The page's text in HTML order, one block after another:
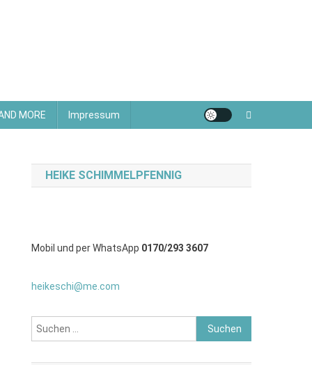
MORE Impressum
HEIKE SCHIMMELPFENNIG
Mobil und per WhatsApp 0170/293 3607
heikeschi@me.com
Suchen
nach: